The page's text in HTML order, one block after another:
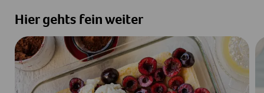
Hier gehts fein weiter